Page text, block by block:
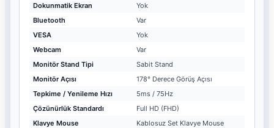
Dokunmatik Ekran
Yok
Bluetooth
Var
VESA
Yok
Webcam
Var
Monitör Stand Tipi
Sabit Stand
Monitör Açısı
178° Derece Görüş Açısı
Tepkime / Yenileme Hızı
5ms / 75Hz
Çözünürlük Standardı
Full HD (FHD)
Klavye Mouse
Kablosuz Set Klavye Mouse